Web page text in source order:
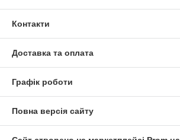
Контакти
Доставка та оплата
Графік роботи
Повна версія сайту